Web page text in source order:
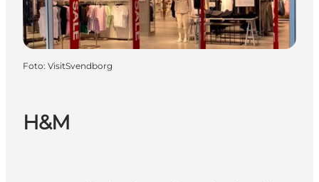
H&M
Foto: VisitSvendborg